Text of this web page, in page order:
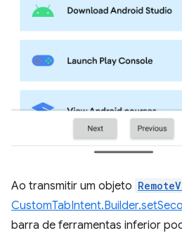
Ao transmitir um objeto
barra de ferramentas inferior